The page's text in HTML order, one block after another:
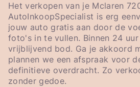
Het verkopen van je Mclaren
AutoInkoopSpecialist is erg
jouw auto gratis aan door de
foto's in te vullen. Binnen 24
vrijblijvend bod. Ga je akkoord
plannen we een afspraak voor
definitieve overdracht. Zo
zonder gedoe.